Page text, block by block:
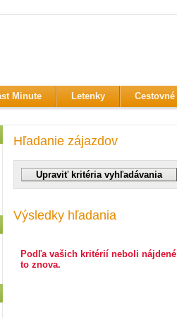
Minute Letenky
Hľadanie zájazdov
Výsledky hľadania
Podľa vašich kritérií neboli
to znova.